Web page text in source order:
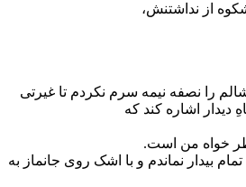
از نداشتنش،
را نصفه نیمه سرم نکردم تا غیرتی
دیدار اشاره کند که
خواه من است.
بیدار نماندم و با اشک روی جانماز به